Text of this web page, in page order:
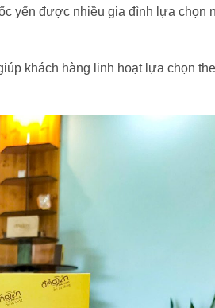
yến được nhiều gia đình lựa chọn
khách hàng linh hoạt lựa chọn